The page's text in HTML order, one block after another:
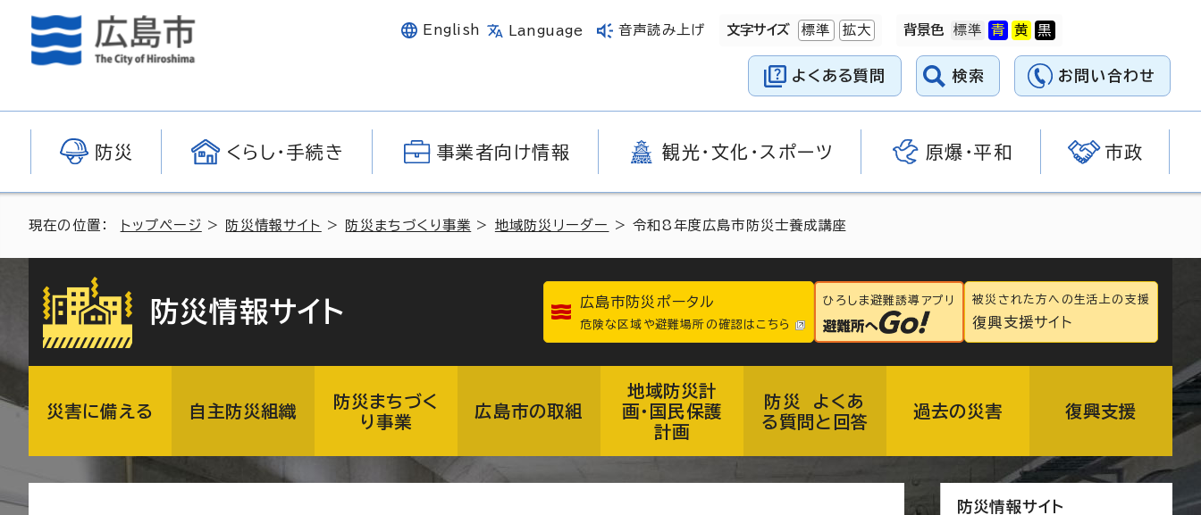
English Language 音声読み上げ 文字サイズ 標準 拡大 背景色
よくある質問 検索 お問い合わせ
防災 くらし・手続き 事業者向け情報 観光・文化・スポーツ 原爆・平和 市政
現在の位置： トップページ > 防災情報サイト > 防災まちづくり事業 > 地域防災リーダー > 令和8年度広島市防災士養成講座
防災情報サイト 広島市防災ポータル
危険な区域や避難場所の確認はこちら
ひろしま避難誘導アプリ 被災された方への生活上の支援
復興支援サイト
災害に備える 自主防災組織
防災まちづく
り事業
広島市の取組
地域防災計
画・国民保護
計画
防災 よくあ
る質問と回答
過去の災害 復興支援
防災情報サイト